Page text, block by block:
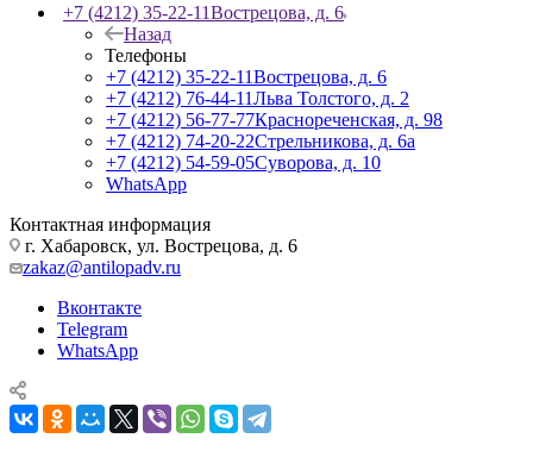
+7 (4212) 35-22-11Вострецова, д. 6
Назад
Телефоны
+7 (4212) 35-22-11Вострецова, д. 6
+7 (4212) 76-44-11Льва Толстого, д. 2
+7 (4212) 56-77-77Краснореченская, д. 98
+7 (4212) 74-20-22Стрельникова, д. 6а
+7 (4212) 54-59-05Суворова, д. 10
WhatsApp
Контактная информация
г. Хабаровск, ул. Вострецова, д. 6
zakaz@antilopadv.ru
Вконтакте
Telegram
WhatsApp